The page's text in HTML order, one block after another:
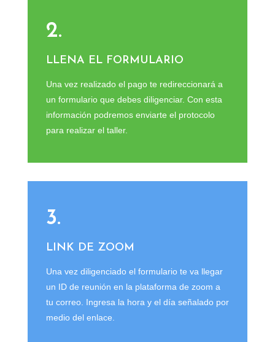
2.
LLENA EL FORMULARIO
Una vez realizado el pago te redireccionará a
un formulario que debes diligenciar. Con esta
información podremos enviarte el protocolo
para realizar el taller.
3.
LINK DE ZOOM
Una vez diligenciado el formulario te va llegar
un ID de reunión en la plataforma de zoom a
tu correo. Ingresa la hora y el día señalado por
medio del enlace.